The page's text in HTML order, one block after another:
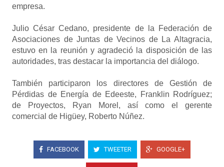
empresa.
Julio César Cedano, presidente de la Federación de
Asociaciones de Juntas de Vecinos de La Altagracia,
estuvo en la reunión y agradeció la disposición de las
autoridades, tras destacar la importancia del diálogo.
También participaron los directores de Gestión de
Pérdidas de Energía de Edeeste, Franklin Rodríguez;
de Proyectos, Ryan Morel, así como el gerente
comercial de Higüey, Roberto Núñez.
FACEBOOK TWEETER GOOGLE+